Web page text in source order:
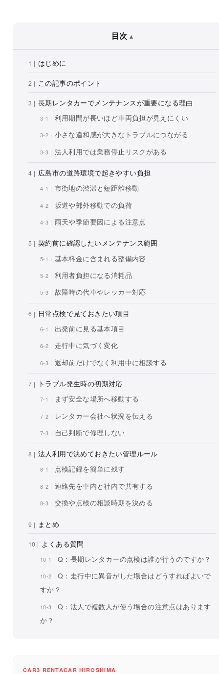
目次
はじめに
この記事のポイント
長期レンタカーでメンテナンスが重要になる理由
利用期間が長いほど車両負担が見えにくい
小さな違和感が大きなトラブルにつながる
法人利用では業務停止リスクがある
広島市の道路環境で起きやすい負担
市街地の渋滞と短距離移動
坂道や郊外移動での負荷
雨天や季節要因による注意点
契約前に確認したいメンテナンス範囲
基本料金に含まれる整備内容
利用者負担になる消耗品
故障時の代車やレッカー対応
日常点検で見ておきたい項目
出発前に見る基本項目
走行中に気づく変化
返却前だけでなく利用中に相談する
トラブル発生時の初期対応
まず安全な場所へ移動する
レンタカー会社へ状況を伝える
自己判断で修理しない
法人利用で決めておきたい管理ルール
点検記録を簡単に残す
連絡先を車内と社内で共有する
交換や点検の相談時期を決める
まとめ
よくある質問
Q：長期レンタカーの点検は誰が行うのですか？
Q：走行中に異音がした場合はどうすればよいで
すか？
Q：法人で複数人が使う場合の注意点はあります
か？
CAR3 RENTACAR HIROSHIMA